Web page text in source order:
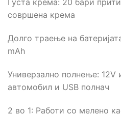
Густа крема: 20 бари
совршена крема
Долго траење на
mAh
Универзално полнење: 12V
автомобил и USB полнач
2 во 1: Работи со мелено